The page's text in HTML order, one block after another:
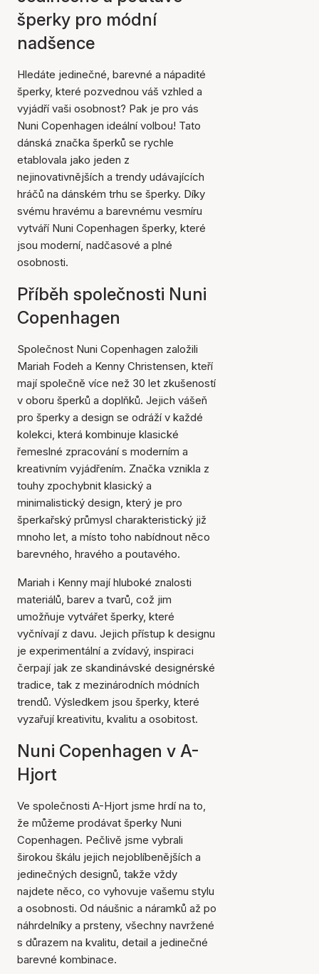
šperky pro módní
nadšence
Hledáte jedinečné, barevné a nápadité
šperky, které pozvednou váš vzhled a
vyjádří vaši osobnost? Pak je pro vás
Nuni Copenhagen ideální volbou! Tato
dánská značka šperků se rychle
etablovala jako jeden z
nejinovativnějších a trendy udávajících
hráčů na dánském trhu se šperky. Díky
svému hravému a barevnému vesmíru
vytváří Nuni Copenhagen šperky, které
jsou moderní, nadčasové a plné
osobnosti.
Příběh společnosti Nuni
Copenhagen
Společnost Nuni Copenhagen založili
Mariah Fodeh a Kenny Christensen, kteří
mají společně více než 30 let zkušeností
v oboru šperků a doplňků. Jejich vášeň
pro šperky a design se odráží v každé
kolekci, která kombinuje klasické
řemeslné zpracování s moderním a
kreativním vyjádřením. Značka vznikla z
touhy zpochybnit klasický a
minimalistický design, který je pro
šperkařský průmysl charakteristický již
mnoho let, a místo toho nabídnout něco
barevného, hravého a poutavého.
Mariah i Kenny mají hluboké znalosti
materiálů, barev a tvarů, což jim
umožňuje vytvářet šperky, které
vyčnívají z davu. Jejich přístup k designu
je experimentální a zvídavý, inspiraci
čerpají jak ze skandinávské designérské
tradice, tak z mezinárodních módních
trendů. Výsledkem jsou šperky, které
vyzařují kreativitu, kvalitu a osobitost.
Nuni Copenhagen v A-
Hjort
Ve společnosti A-Hjort jsme hrdí na to,
že můžeme prodávat šperky Nuni
Copenhagen. Pečlivě jsme vybrali
širokou škálu jejich nejoblíbenějších a
jedinečných designů, takže vždy
najdete něco, co vyhovuje vašemu stylu
a osobnosti. Od náušnic a náramků až po
náhrdelníky a prsteny, všechny navržené
s důrazem na kvalitu, detail a jedinečné
barevné kombinace.